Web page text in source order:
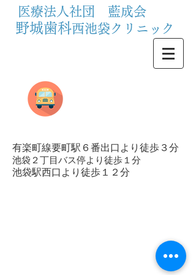
医療法人社団 藍成会
野城歯科西池袋クリニック
有楽町線要町駅６番出口より徒歩３分
池袋２丁目バス停より徒歩１分
池袋駅西口より徒歩１２分